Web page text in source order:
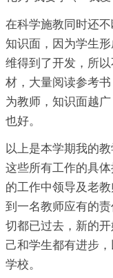
在科学施教同时还
知识面，因为学生
维得到了开发，所
材，大量阅读参考
为教师，知识面越
也好。
以上是本学期我的
这些所有工作的具
的工作中领导及老
到一名教师应有的
切都已过去，新的
己和学生都有进步
学校。